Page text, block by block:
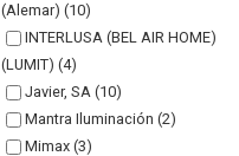
(Alemar) (10)
INTERLUSA (BEL AIR HOME)
(LUMIT) (4)
Javier, SA (10)
Mantra Iluminación (2)
Mimax (3)